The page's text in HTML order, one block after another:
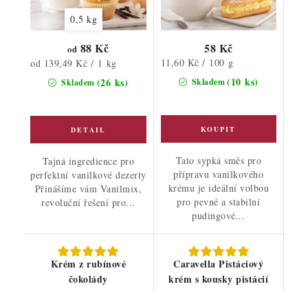
0,5 kg
Skladem (26 ks)
od 88 Kč
Měrná
cena:
od 139,49 Kč / 1 kg
Tajná ingredience pro
perfektní vanilkové dezerty
Přinášíme vám Vanilmix,
revoluční řešení pro...
Skladem(10 ks)
58 Kč
Měrná
cena:
11,60 Kč / 100 g
Tato sypká směs pro
přípravu vanilkového
krému je ideální volbou
pro pevné a stabilní
pudingové...
Krém z rubínové
čokolády
Caravella Pistáciový
krém s kousky pistácií